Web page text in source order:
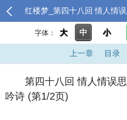
字体： 大 中 小
上一章 目录
第四十八回 情人情误思
吟诗 (第1/2页)